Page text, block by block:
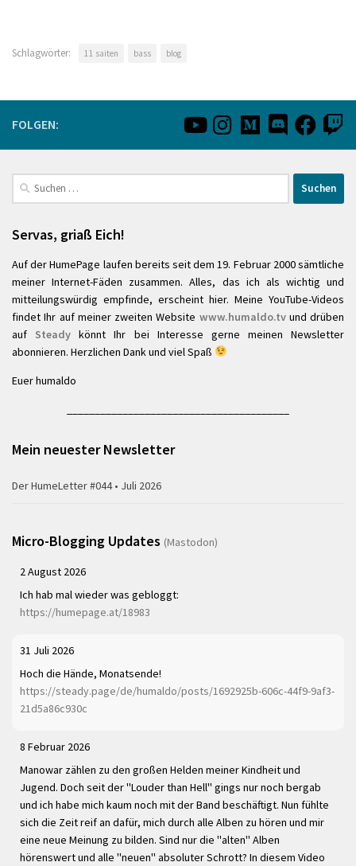
Schlagwörter: 11 saiten bass blog
FOLGEN:
Suchen
Servas, griaß Eich!
Auf der HumePage laufen bereits seit dem 19. Februar 2000 sämtliche
meiner Internet-Fäden zusammen. Alles, das ich als wichtig und
mitteilungswürdig empfinde, erscheint hier. Meine YouTube-Videos
findet Ihr auf meiner zweiten Website www.humaldo.tvund drüben
auf Steady könnt Ihr bei Interesse gerne meinen Newsletter
abonnieren. Herzlichen Dank und viel Spaß
Euer humaldo
Mein neuester Newsletter
Der HumeLetter #044 • Juli 2026
Micro-Blogging Updates (Mastodon)
2 August 2026
Ich hab mal wieder was gebloggt:
https://humepage.at/18983
31 Juli 2026
Hoch die Hände, Monatsende!
https://steady.page/de/humaldo/posts/1692925b-606c-44f9-9af3-
21d5a86c930c
8 Februar 2026
Manowar zählen zu den großen Helden meiner Kindheit und
Jugend. Doch seit der "Louder than Hell" gings nur noch bergab
und ich habe mich kaum noch mit der Band beschäftigt. Nun fühlte
sich die Zeit reif an dafür, mich durch alle Alben zu hören und mir
eine neue Meinung zu bilden. Sind nur die "alten" Alben
hörenswert und alle "neuen" absoluter Schrott? In diesem Video